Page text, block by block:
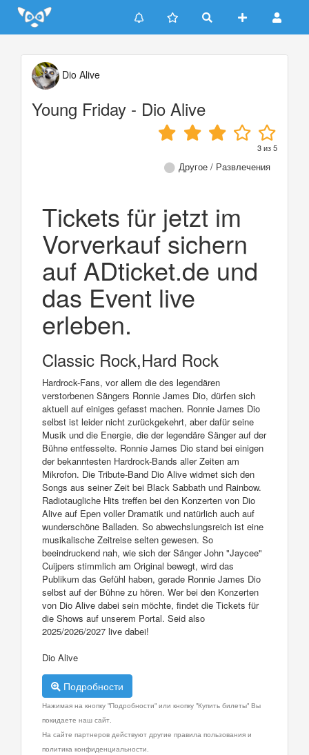
Update cookies preferences
Dio Alive
Young Friday - Dio Alive
3из5
Другое / Развлечения
Tickets für jetzt im
Vorverkauf sichern
auf ADticket.de und
das Event live
erleben.
Classic Rock,Hard Rock
Hardrock-Fans, vor allem die des legendären
verstorbenen Sängers Ronnie James Dio, dürfen sich
aktuell auf einiges gefasst machen. Ronnie James Dio
selbst ist leider nicht zurückgekehrt, aber dafür seine
Musik und die Energie, die der legendäre Sänger auf der
Bühne entfesselte. Ronnie James Dio stand bei einigen
der bekanntesten Hardrock-Bands aller Zeiten am
Mikrofon. Die Tribute-Band Dio Alive widmet sich den
Songs aus seiner Zeit bei Black Sabbath und Rainbow.
Radiotaugliche Hits treffen bei den Konzerten von Dio
Alive auf Epen voller Dramatik und natürlich auch auf
wunderschöne Balladen. So abwechslungsreich ist eine
musikalische Zeitreise selten gewesen. So
beeindruckend nah, wie sich der Sänger John "Jaycee"
Cuijpers stimmlich am Original bewegt, wird das
Publikum das Gefühl haben, gerade Ronnie James Dio
selbst auf der Bühne zu hören. Wer bei den Konzerten
von Dio Alive dabei sein möchte, findet die Tickets für
die Shows auf unserem Portal. Seid also
2025/2026/2027 live dabei!
Dio Alive
Подробности
Нажимая на кнопку "Подробности" или кнопку "Купить билеты" Вы
покидаете наш сайт.
На сайте партнеров действуют другие правила пользования и
политика конфиденциальности.